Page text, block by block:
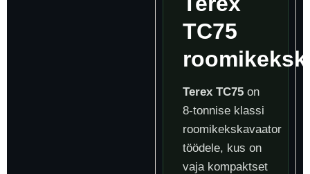
TC75
Terex TC75 on
8-tonnise klassi
roomikekskavaator
töödele, kus on
vaja kompaktset